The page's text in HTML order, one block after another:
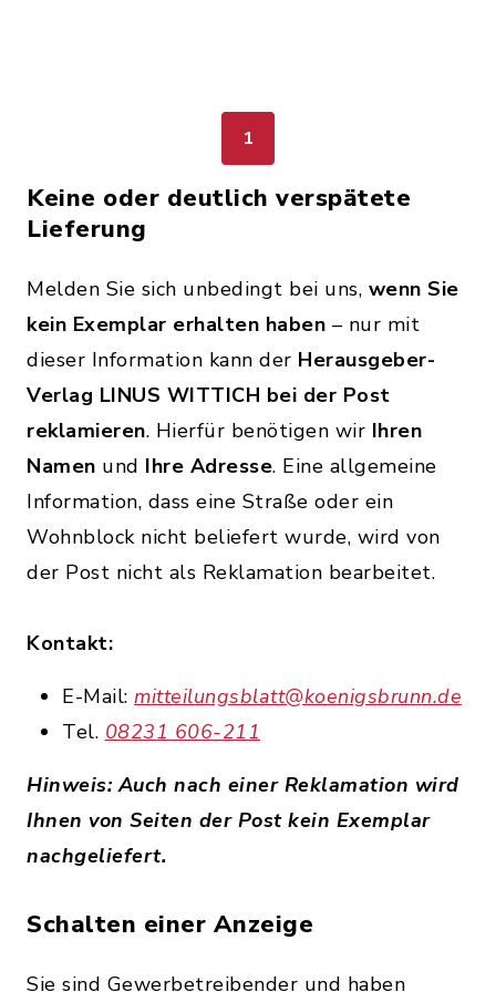
1
Keine oder deutlich verspätete
Lieferung
Melden Sie sich unbedingt bei uns, wenn Sie
kein Exemplar erhalten haben – nur mit
dieser Information kann der Herausgeber-
Verlag LINUS WITTICH bei der Post
reklamieren. Hierfür benötigen wir Ihren
Namen und Ihre Adresse. Eine allgemeine
Information, dass eine Straße oder ein
Wohnblock nicht beliefert wurde, wird von
der Post nicht als Reklamation bearbeitet.
Kontakt:
E-Mail: mitteilungsblatt@koenigsbrunn.de
Tel. 08231 606-211
Hinweis: Auch nach einer Reklamation wird
Ihnen von Seiten der Post kein Exemplar
nachgeliefert.
Schalten einer Anzeige
Sie sind Gewerbetreibender und haben